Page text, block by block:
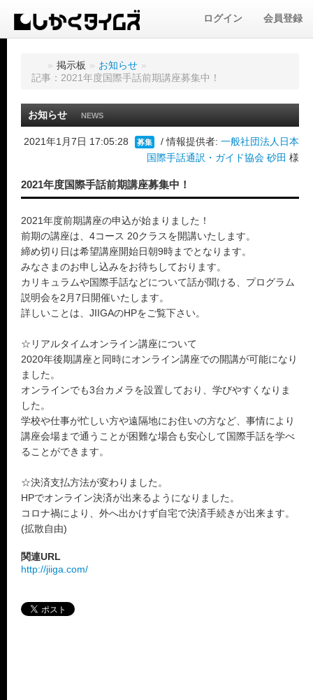
ログイン 会員登録
» 掲示板 » お知らせ »
記事：2021年度国際手話前期講座募集中！
お知らせ NEWS
2021年1月7日 17:05:28 募集 / 情報提供者: 一般社団法人日本
国際手話通訳・ガイド協会 砂田 様
2021年度国際手話前期講座募集中！
2021年度前期講座の申込が始まりました！
前期の講座は、4コース 20クラスを開講いたします。
締め切り日は希望講座開始日朝9時までとなります。
みなさまのお申し込みをお待ちしております。
カリキュラムや国際手話などについて話が聞ける、プログラム
説明会を2月7日開催いたします。
詳しいことは、JIIGAのHPをご覧下さい。
☆リアルタイムオンライン講座について
2020年後期講座と同時にオンライン講座での開講が可能になり
ました。
オンラインでも3台カメラを設置しており、学びやすくなりま
した。
学校や仕事が忙しい方や遠隔地にお住いの方など、事情により
講座会場まで通うことが困難な場合も安心して国際手話を学べ
ることができます。
☆決済支払方法が変わりました。
HPでオンライン決済が出来るようになりました。
コロナ禍により、外へ出かけず自宅で決済手続きが出来ます。
(拡散自由)
関連URL
http://jiiga.com/